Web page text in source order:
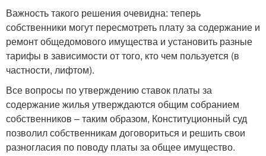
Важность такого решения очевидна: теперь
собственники могут пересмотреть плату за содержание и
ремонт общедомового имущества и установить разные
тарифы в зависимости от того, кто чем пользуется (в
частности, лифтом).
Все вопросы по утверждению ставок платы за
содержание жилья утверждаются общим собранием
собственников – таким образом, Конституционный суд
позволил собственникам договориться и решить свои
разногласия по поводу платы за общее имущество.